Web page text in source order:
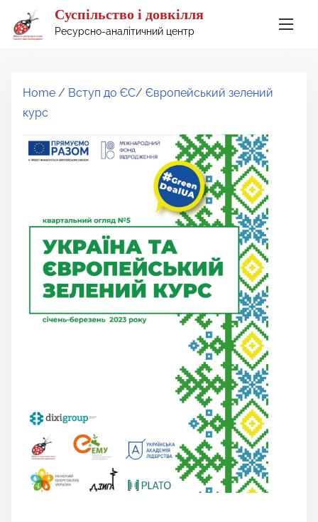
Суспільство і довкілля
Ресурсно-аналітичний центр
Home / Вступ до ЄС/ Європейський зелений
курс